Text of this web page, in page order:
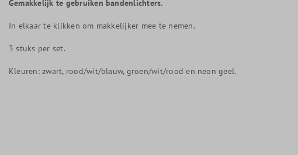
Gemakkelijk te gebruiken bandenlichters.
In elkaar te klikken om makkelijker mee te nemen.
3 stuks per set.
Kleuren: zwart, rood/wit/blauw, groen/wit/rood en neon geel.